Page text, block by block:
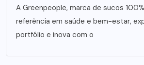
A Greenpeople, marca de sucos
referência em saúde e bem-estar,
portfólio e inova com o